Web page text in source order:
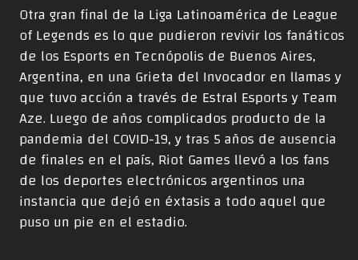
Otra gran final de la Liga Latinoamérica de League
of Legends es lo que pudieron revivir los fanáticos
de los Esports en Tecnópolis de Buenos Aires,
Argentina, en una Grieta del Invocador en llamas y
que tuvo acción a través de Estral Esports y Team
Aze. Luego de años complicados producto de la
pandemia del COVID-19, y tras 5 años de ausencia
de finales en el país, Riot Games llevó a los fans
de los deportes electrónicos argentinos una
instancia que dejó en éxtasis a todo aquel que
puso un pie en el estadio.